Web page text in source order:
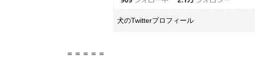
犬のTwitterプロフィール
＝＝＝＝＝